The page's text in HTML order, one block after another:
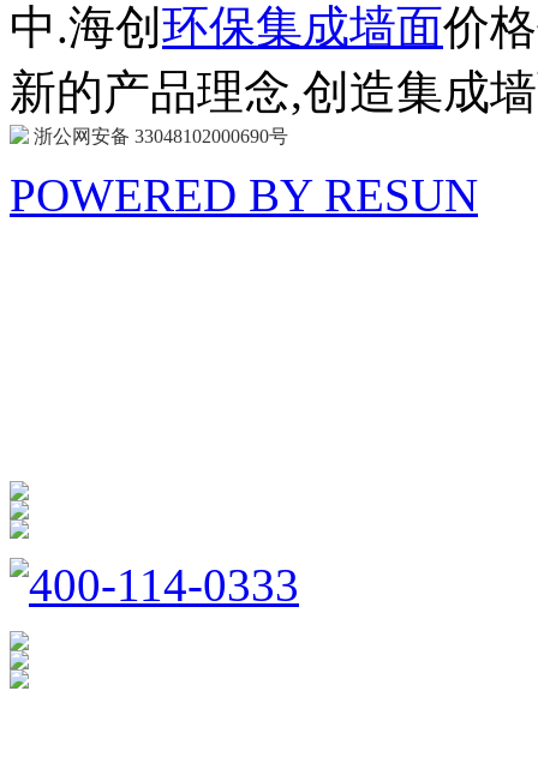
中.海创环保集成墙面价
新的产品理念,创造集成
浙公网安备 33048102000690号
POWERED BY RESUN
400-114-0333